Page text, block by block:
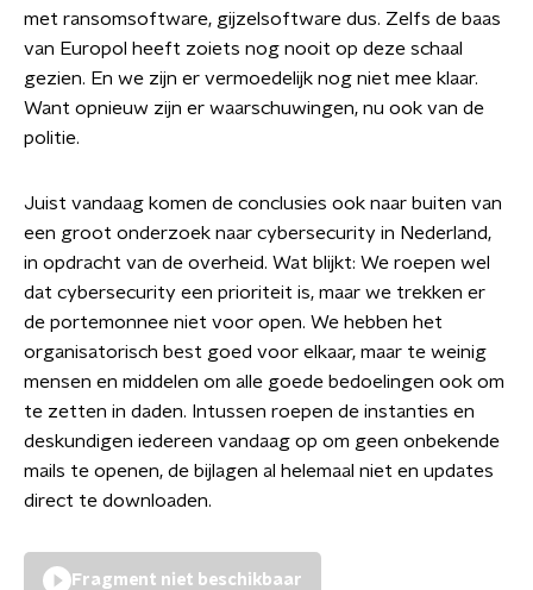
met ransomsoftware, gijzelsoftware dus. Zelfs de baas
van Europol heeft zoiets nog nooit op deze schaal
gezien. En we zijn er vermoedelijk nog niet mee klaar.
Want opnieuw zijn er waarschuwingen, nu ook van de
politie.
Juist vandaag komen de conclusies ook naar buiten van
een groot onderzoek naar cybersecurity in Nederland,
in opdracht van de overheid. Wat blijkt: We roepen wel
dat cybersecurity een prioriteit is, maar we trekken er
de portemonnee niet voor open. We hebben het
organisatorisch best goed voor elkaar, maar te weinig
mensen en middelen om alle goede bedoelingen ook om
te zetten in daden. Intussen roepen de instanties en
deskundigen iedereen vandaag op om geen onbekende
mails te openen, de bijlagen al helemaal niet en updates
direct te downloaden.
Fragment niet beschikbaar